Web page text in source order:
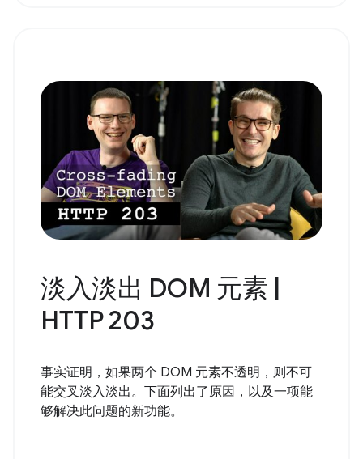
淡入淡出 DOM 元素 |
HTTP 203
事实证明，如果两个 DOM 元素不透明，则不可
能交叉淡入淡出。下面列出了原因，以及一项能
够解决此问题的新功能。